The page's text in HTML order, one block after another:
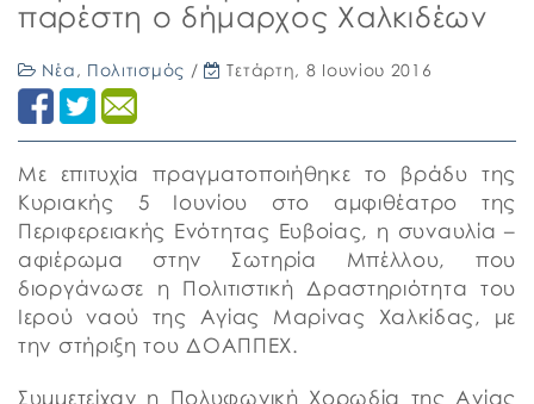
παρέστη ο δήμαρχος Χαλκιδέων
Νέα , Πολιτισμός / Τετάρτη, 8 Ιουνίου 2016
Με επιτυχία πραγματοποιήθηκε το βράδυ της
Κυριακής 5 Ιουνίου στο αμφιθέατρο της
Περιφερειακής Ενότητας Ευβοίας, η συναυλία –
αφιέρωμα στην Σωτηρία Μπέλλου, που
διοργάνωσε η Πολιτιστική Δραστηριότητα του
Ιερού ναού της Αγίας Μαρίνας Χαλκίδας, με
την στήριξη του ΔΟΑΠΠΕΧ.
Συμμετείχαν η Πολυφωνική Χορωδία της Αγίας